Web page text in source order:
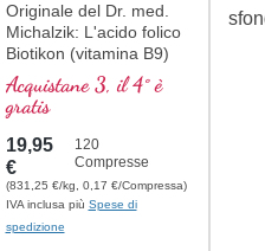
Originale del Dr. med.
Michalzik: L'acido folico
Biotikon (vitamina B9)
offre 800 µg di acido
folico biologicamente
attivo per compressa,
sotto forma di
metiltetraidrofolato (5-
MTHF), particolarmente
ben assorbito
dall'organismo. L'acido
Acquistane 3, il 4° è
gratis
19,95
€
120
Compresse
(831,25 €/kg, 0,17 €/Compressa)
IVA inclusa più Spese di
spedizione